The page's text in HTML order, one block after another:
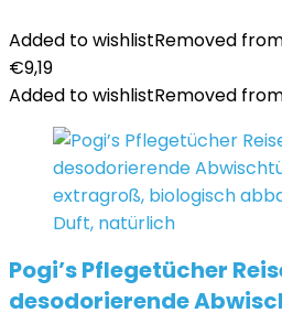
Added to wishlistRemoved
€9,19
Added to wishlistRemoved
Pogi’s Pflegetücher
desodorierende